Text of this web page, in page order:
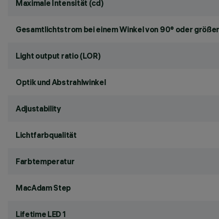
Maximale Intensität (cd)
Gesamtlichtstrom bei einem Winkel von 90° oder
Light output ratio (LOR)
Optik und Abstrahlwinkel
Adjustability
Lichtfarbqualität
Farbtemperatur
MacAdam Step
Lifetime LED 1